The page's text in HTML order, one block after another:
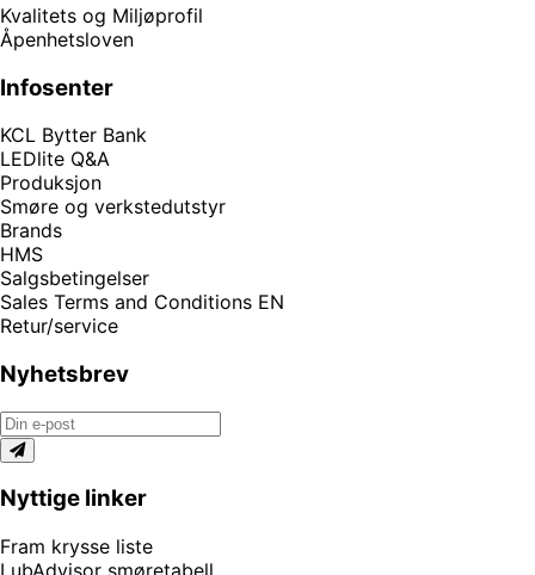
Kvalitets og Miljøprofil
Åpenhetsloven
Infosenter
KCL Bytter Bank
LEDlite Q&A
Produksjon
Smøre og verkstedutstyr
Brands
HMS
Salgsbetingelser
Sales Terms and Conditions EN
Retur/service
Nyhetsbrev
Nyttige linker
Fram krysse liste